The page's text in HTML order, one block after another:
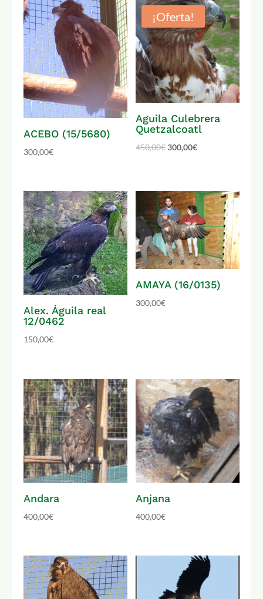
ACEBO (15/5680)
300,00€
¡Oferta!
Aguila Culebrera
Quetzalcoatl
450,00€300,00€
Alex. Águila real
12/0462
150,00€
AMAYA (16/0135)
300,00€
Andara
400,00€
Anjana
400,00€